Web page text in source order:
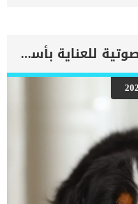
جراحية لتقوية العضلات
النتائج بعد هذه العملية
الحوض الثنائى والثلاثى عند
قبل ان يحدث للكلب التهاب
.. الاسباب والعلاج إجراءات
عظام الفخذ. كما سيقوم
اليدوية التى تبين موضع
الطبيب […]
استخدام الموجات فوق الصوتية للعناية بأسنان الكلاب